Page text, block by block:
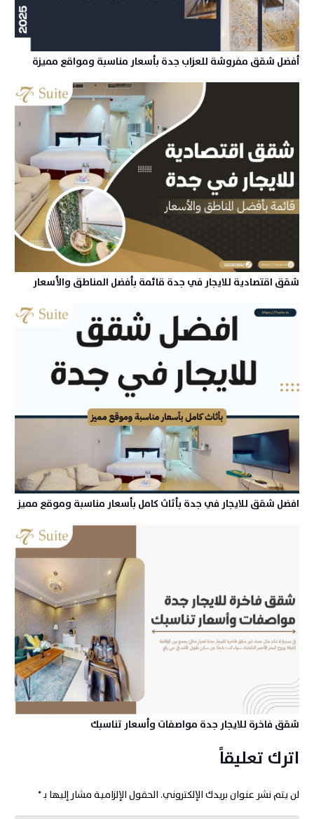
أفضل شقق مفروشة للعزاب جدة بأسعار مناسبة ومواقع مميزة
شقق اقتصادية للايجار في جدة قائمة بأفضل المناطق والأسعار
افضل شقق للايجار في جدة بأثاث كامل بأسعار مناسبة وموقع مميز
شقق فاخرة للايجار جدة مواصفات وأسعار تناسبك
اترك تعليقاً
لن يتم نشر عنوان بريدك الإلكتروني.الحقول الإلزامية مشار إليها بـ*